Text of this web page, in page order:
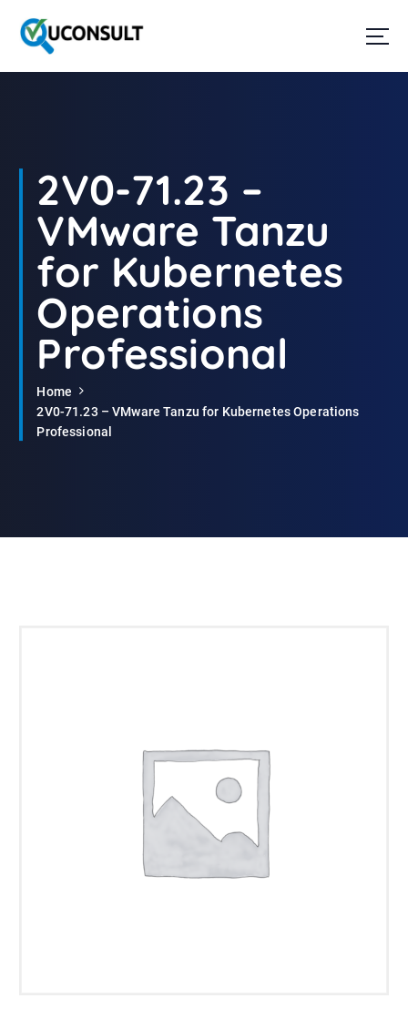
a
2V0-71.23 –
VMware Tanzu
for Kubernetes
Operations
Professional
Home
2V0-71.23 – VMware Tanzu for Kubernetes Operations
Professional